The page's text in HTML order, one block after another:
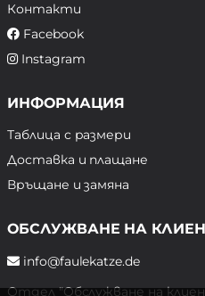
Контакти
Facebook
Instagram
ИНФОРМАЦИЯ
Таблица с размери
Доставка и плащане
Връщане и замяна
ОБСЛУЖВАНЕ НА
info@faulekatze.de
Отдел "Обслужване на